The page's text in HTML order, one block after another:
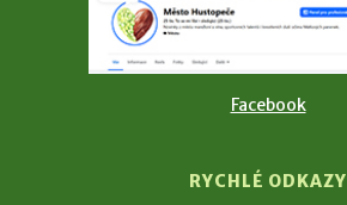
Facebook
RYCHLÉ ODKAZY